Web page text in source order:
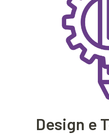
Design e